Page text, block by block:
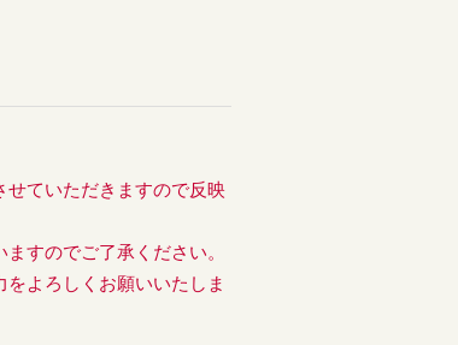
せていただきますので反映
すのでご了承ください。
よろしくお願いいたしま